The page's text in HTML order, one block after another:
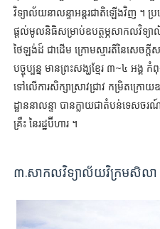
វិទ្យាល័យនាលន្ទាអន្តរជាតិឡើងវិញ ។
ផ្ដល់មូលនិធិសម្រាប់ឧបត្ថម្ភសាកលវិទ្យ
ថៃឡង់ដ៍ ជាដើម ក្រោមស្មារតីនៃសេច
បច្ចុប្បន្ន មានព្រះសង្ឃខ្មែរ ៣~៤ អង្គ
ទៅលើការសិក្សាស្រាវជ្រាវ កម្រិតក្រោយ
ដ្ឋាននាលន្ទា បានក្លាយជាតំបន់ទេស
គ្រឹះ នៃរដ្ឋប៊ីហារ ។
៣.សាកលវិទ្យាល័យវិក្រមសិលា